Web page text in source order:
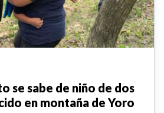
se sabe de niño de dos
en montaña de Yoro